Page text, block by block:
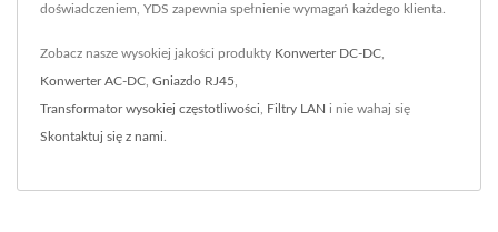
doświadczeniem, YDS zapewnia spełnienie wymagań każdego klienta.
Zobacz nasze wysokiej jakości produkty Konwerter DC-DC
Konwerter AC-DC Gniazdo RJ45
Transformator wysokiej częstotliwości Filtry LAN i nie wahaj się
Skontaktuj się z nami